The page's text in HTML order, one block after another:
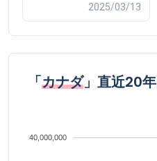
2025/03/13
「カナダ」直近20
40,000,000